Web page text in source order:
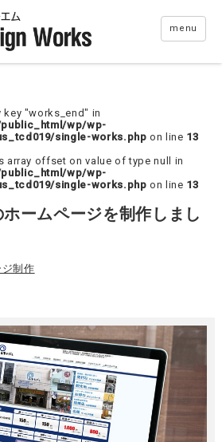
menu
key "works_end" in
wp/wp-
single-works.php on line 13
array offset on value of type null in
wp/wp-
single-works.php on line 13
ームページを制作しまし
制作